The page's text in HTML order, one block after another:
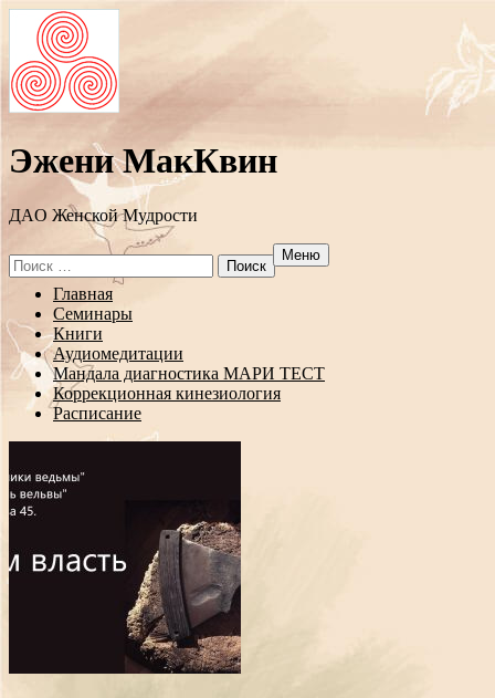
Эжени МакКвин
ДAO Женской Мудрости
Search
for:
Меню
Перейти
содержанию
Главная
Семинары
Книги
Аудиомедитации
Мандала диагностика МАРИ ТЕСТ
Коррекционная кинезиология
Расписание